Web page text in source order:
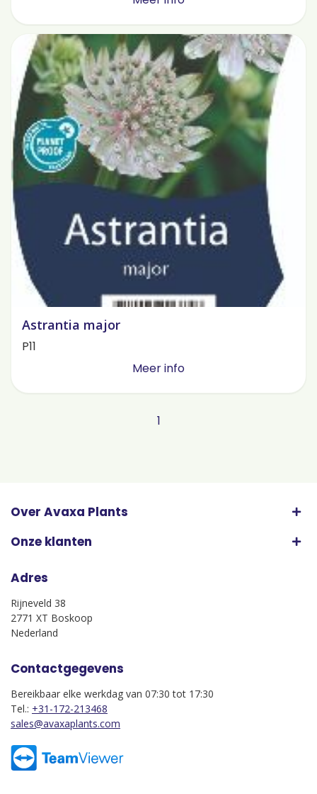
Astrantia major
P11
Meer info
1
Over Avaxa Plants
Onze klanten
Adres
Rijneveld 38
2771 XT Boskoop
Nederland
Contactgegevens
Bereikbaar elke werkdag van 07:30 tot 17:30
Tel.: +31-172-213468
sales@avaxaplants.com